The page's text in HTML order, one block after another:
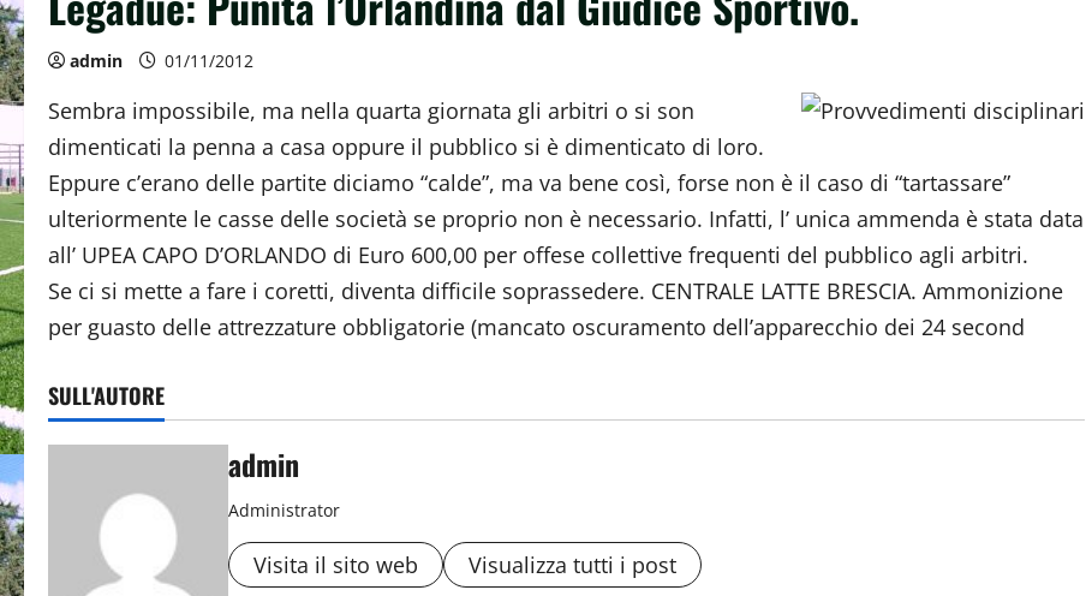
admin 01/11/2012
Sembra impossibile, ma nella quarta giornata gli arbitri o si son
dimenticati la penna a casa oppure il pubblico si è dimenticato di loro.
Eppure c’erano delle partite diciamo “calde”, ma va bene così, forse non è il caso di “tartassare”
ulteriormente le casse delle società se proprio non è necessario. Infatti, l’ unica ammenda è stata data
all’ UPEA CAPO D’ORLANDO di Euro 600,00 per offese collettive frequenti del pubblico agli arbitri.
Se ci si mette a fare i coretti, diventa difficile soprassedere. CENTRALE LATTE BRESCIA. Ammonizione
per guasto delle attrezzature obbligatorie (mancato oscuramento dell’apparecchio dei 24 second
SULL'AUTORE
admin
Administrator
Visita il sito web Visualizza tutti i post